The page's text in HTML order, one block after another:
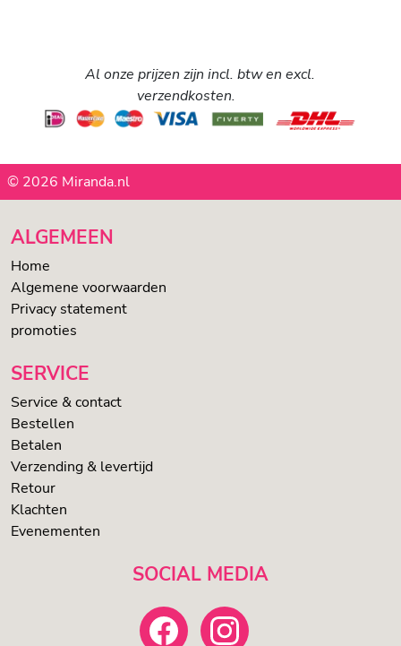
Al onze prijzen zijn incl. btw en excl.
verzendkosten.
© 2026 Miranda.nl
ALGEMEEN
Home
Algemene voorwaarden
Privacy statement
promoties
SERVICE
Service & contact
Bestellen
Betalen
Verzending & levertijd
Retour
Klachten
Evenementen
SOCIAL MEDIA